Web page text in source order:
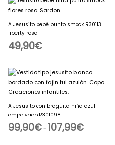
Save
16€
35%
16
€
A Jesusito bebé punto smock R30113
liberty rosa
49,90€
A Jesusito con braguita niña azul
empolvado R301098
99,90€ - 107,99€
Rango
de
precios:
107,99€